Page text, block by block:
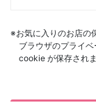
※お気に入りのお店の
ブラウザのプライ
cookie が保存され